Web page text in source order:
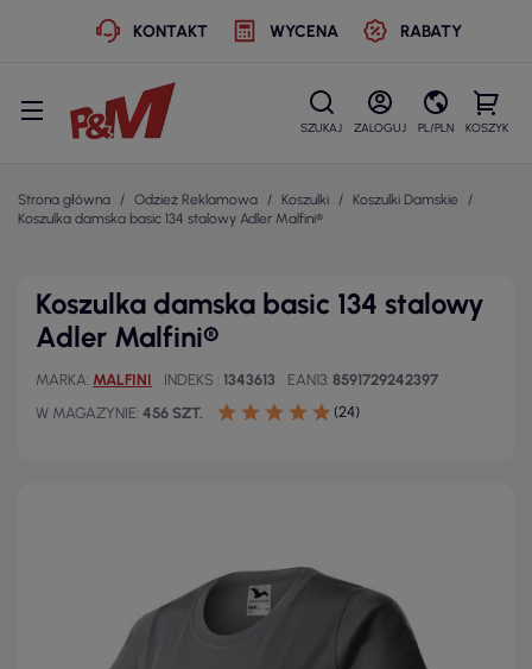
KONTAKT WYCENA RABATY
SZUKAJ ZALOGUJ PL/PLN KOSZYK
Strona główna Odzież Reklamowa Koszulki
Koszulki Damskie
Koszulka damska basic 134 stalowy Adler Malfini®
Koszulka damska basic 134 stalowy
Adler Malfini®
MARKA MALFINI INDEKS 1343613 EAN13 8591729242397
W MAGAZYNIE 456 SZT. (24)